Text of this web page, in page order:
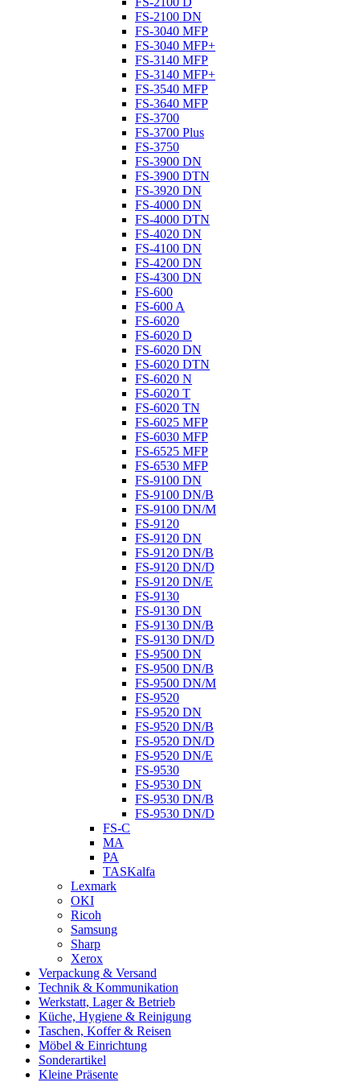
FS-2100 DN
FS-3040 MFP
FS-3040 MFP+
FS-3140 MFP
FS-3140 MFP+
FS-3540 MFP
FS-3640 MFP
FS-3700
FS-3700 Plus
FS-3750
FS-3900 DN
FS-3900 DTN
FS-3920 DN
FS-4000 DN
FS-4000 DTN
FS-4020 DN
FS-4100 DN
FS-4200 DN
FS-4300 DN
FS-600
FS-600 A
FS-6020
FS-6020 D
FS-6020 DN
FS-6020 DTN
FS-6020 N
FS-6020 T
FS-6020 TN
FS-6025 MFP
FS-6030 MFP
FS-6525 MFP
FS-6530 MFP
FS-9100 DN
FS-9100 DN/B
FS-9100 DN/M
FS-9120
FS-9120 DN
FS-9120 DN/B
FS-9120 DN/D
FS-9120 DN/E
FS-9130
FS-9130 DN
FS-9130 DN/B
FS-9130 DN/D
FS-9500 DN
FS-9500 DN/B
FS-9500 DN/M
FS-9520
FS-9520 DN
FS-9520 DN/B
FS-9520 DN/D
FS-9520 DN/E
FS-9530
FS-9530 DN
FS-9530 DN/B
FS-9530 DN/D
FS-C
MA
PA
TASKalfa
Lexmark
OKI
Ricoh
Samsung
Sharp
Xerox
Verpackung & Versand
Technik & Kommunikation
Werkstatt, Lager & Betrieb
Küche, Hygiene & Reinigung
Taschen, Koffer & Reisen
Möbel & Einrichtung
Sonderartikel
Kleine Präsente